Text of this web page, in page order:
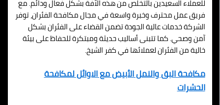
للعملاء السعيدين بالتخلص من هذه الآفة بشكل فعال ودائم. مع
فريق عمل محترف وخبرة واسعة في مجال مكافحة الفئران، توفر
الشركة خدمات عالية الجودة تضمن القضاء على الفئران بشكل
آمن وصحي. كما تتبنى أساليب حديثة ومبتكرة للحفاظ على بيئة
خالية من الفئران لعملائها في كفر الشيخ.
مكافحة البق والنمل الأبيض مع الاوائل لمكافحة
الحشرات